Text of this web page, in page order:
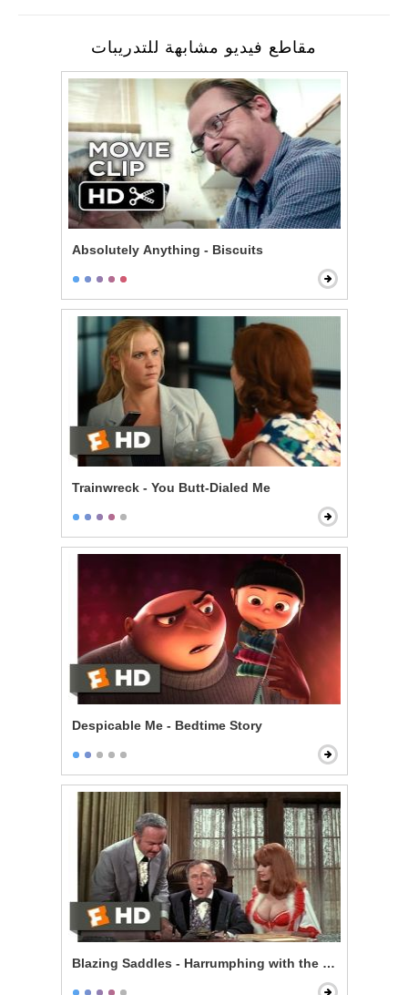
مقاطع فيديو مشابهة للتدريبات
Absolutely Anything - Biscuits
Trainwreck - You Butt-Dialed Me
Despicable Me - Bedtime Story
Blazing Saddles - Harrumphing with the Governor